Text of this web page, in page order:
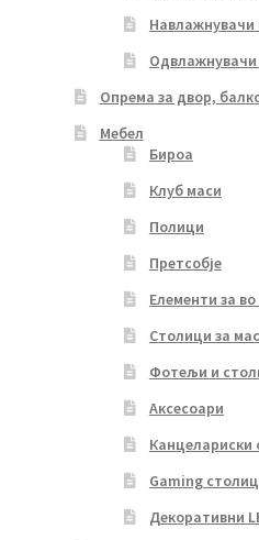
Навлажнувачи
Одвлажнувачи
Опрема за двор,
Мебел
Бироа
Клуб маси
Полици
Претсобје
Елементи за
Столици за
Фотељи и
Аксесоари
Канцелариски
Gaming
Декоративни